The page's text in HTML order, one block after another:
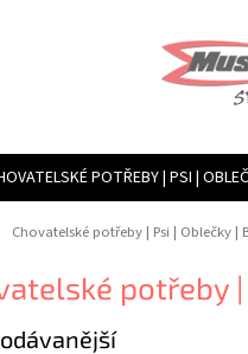
POTŘEBY | PSI |
VLHKOSTI, VENTILACE,
Chovatelské potřeby | Psi | Oblečky
potřeby